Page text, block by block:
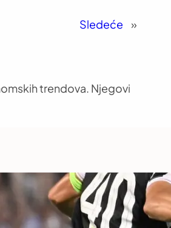
Sledeće »
trendova. Njegovi